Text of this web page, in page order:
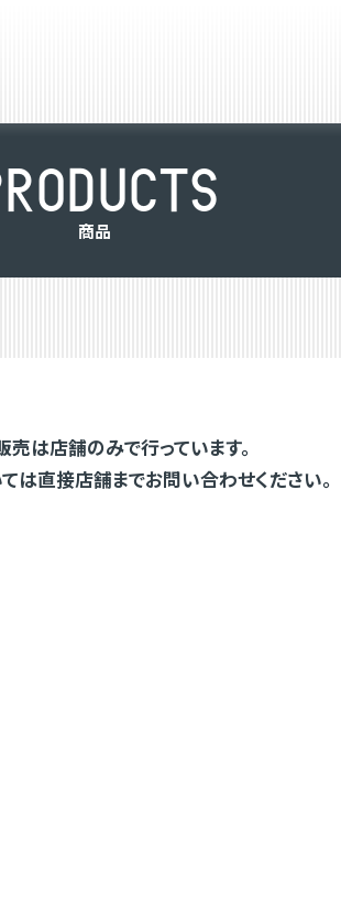
RODUCTS
商品
売は店舗のみで行っています。
は直接店舗までお問い合わせください。